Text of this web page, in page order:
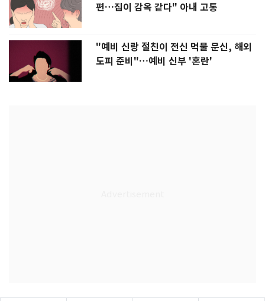
편…집이 감옥 같다" 아내 고통
"예비 신랑 절친이 전신 먹물 문신, 해외
도피 준비"…예비 신부 '혼란'